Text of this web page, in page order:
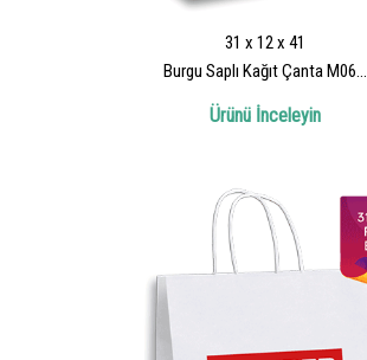
31 x 12 x 41
Burgu Saplı Kağıt Çanta M06...
Ürünü İnceleyin